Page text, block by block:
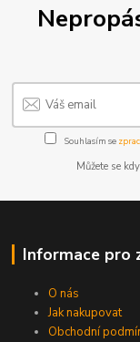
Souhlasím se
Můžete se
Informace pro
O nás
Jak nakupovat
Obchodní